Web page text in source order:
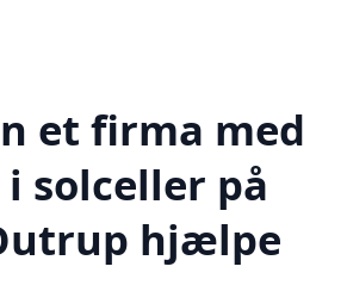
et firma med
solceller på
hjælpe